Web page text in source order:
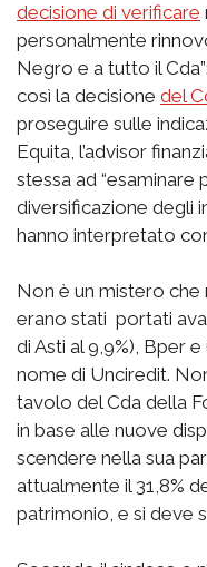
decisione di verificare
personalmente
Negro e a tutto il
così la decisione del
proseguire sulle
Equita, l’advisor
stessa ad “esaminare
diversificazione degli
hanno interpretato
Non è un mistero
erano stati portati
di Asti al 9,9%), Bper
nome di Unciredit.
tavolo del Cda della
in base alle nuove
scendere nella sua
attualmente il 31,8%
patrimonio, e si deve